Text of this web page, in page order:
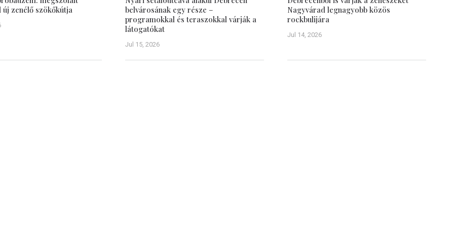
új zenélő szökőkútja
belvárosának egy része –
programokkal és teraszokkal várják a
látogatókat
Jul 15, 2026
Nagyvárad legnagyobb közös
rockbulijára
Jul 14, 2026